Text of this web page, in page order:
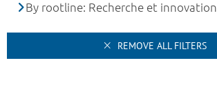
By rootline: Recherche et innovation
REMOVE ALL FILTERS